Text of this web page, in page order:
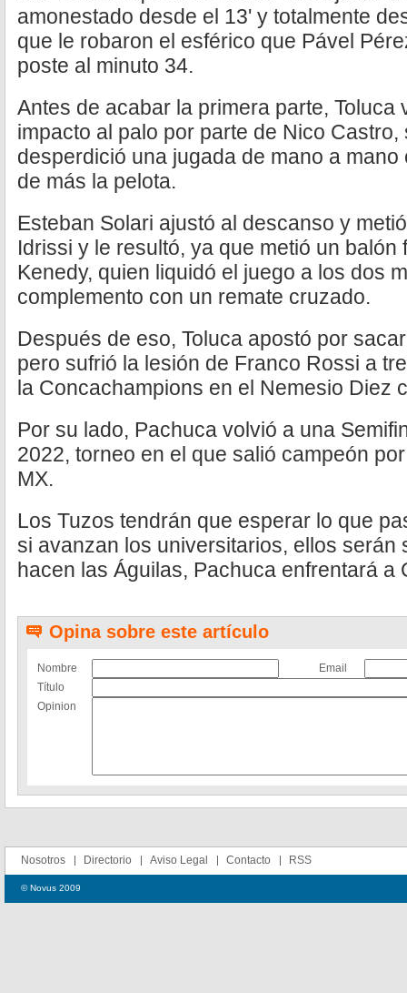
amonestado desde el 13' y totalmente
que le robaron el esférico que Pável
poste al minuto 34.
Antes de acabar la primera parte, Toluca
impacto al palo por parte de Nico
desperdició una jugada de mano a
de más la pelota.
Esteban Solari ajustó al descanso y
Idrissi y le resultó, ya que metió un balón
Kenedy, quien liquidó el juego a los dos
complemento con un remate cruzado.
Después de eso, Toluca apostó por
pero sufrió la lesión de Franco Rossi a
la Concachampions en el Nemesio Diez
Por su lado, Pachuca volvió a una
2022, torneo en el que salió campeón
MX.
Los Tuzos tendrán que esperar lo que
si avanzan los universitarios, ellos serán
hacen las Águilas, Pachuca enfrentará a
Opina sobre este artículo
Nombre
Email
Título
Opinion
Nosotros Directorio Aviso Legal Contacto RSS
© Novus 2009